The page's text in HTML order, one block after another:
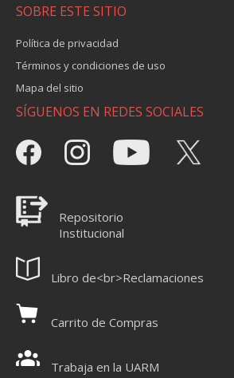
SOBRE ESTE SITIO
Política de privacidad
Términos y condiciones de uso
Mapa del sitio
SÍGUENOS EN REDES SOCIALES
Repositorio
Institucional
Libro de<br>Reclamaciones
Carrito de Compras
Trabaja en la UARM